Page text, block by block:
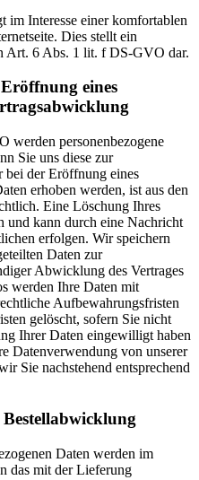
im Interesse einer komfortablen
Dies stellt ein
Art. 6 Abs. 1 lit. f DS-GVO dar.
eines
werden personenbezogene
Sie uns diese zur
bei der Eröffnung eines
erhoben werden, ist aus den
Eine Löschung Ihres
und kann durch eine Nachricht
erfolgen. Wir speichern
Daten zur
Abwicklung des Vertrages
werden Ihre Daten mit
Aufbewahrungsfristen
gelöscht, sofern Sie nicht
Ihrer Daten eingewilligt haben
Datenverwendung von unserer
Sie nachstehend entsprechend
Daten werden im
das mit der Lieferung